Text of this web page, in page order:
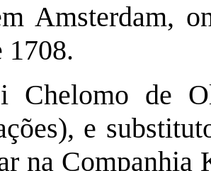
Amsterdam,
1708.
Chelomo de
e
na Companhia